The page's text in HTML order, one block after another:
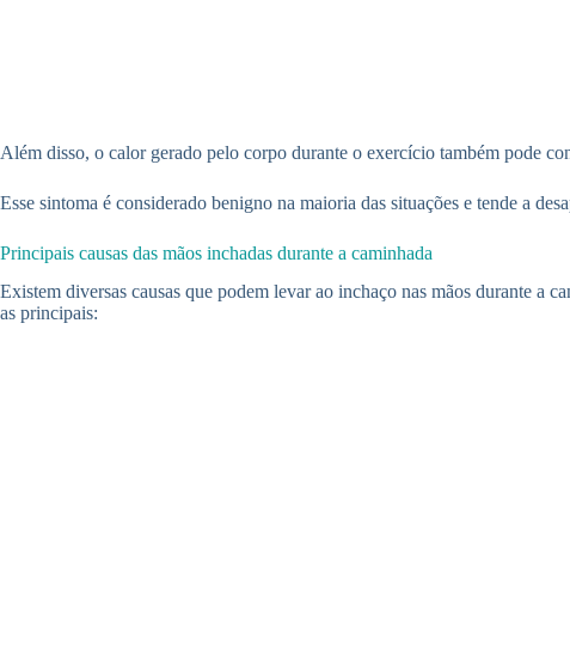
Além disso, o calor gerado pelo corpo durante o exercício também pode
Esse sintoma é considerado benigno na maioria das situações e tende a
Principais causas das mãos inchadas durante a caminhada
Existem diversas causas que podem levar ao inchaço nas mãos durante a
as principais: